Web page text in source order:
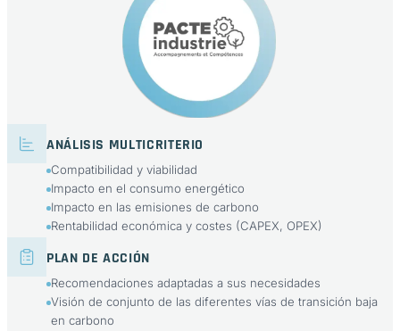
ANÁLISIS MULTICRITERIO
Compatibilidad y viabilidad
Impacto en el consumo energético
Impacto en las emisiones de carbono
Rentabilidad económica y costes (CAPEX, OPEX)
PLAN DE ACCIÓN
Recomendaciones adaptadas a sus necesidades
Visión de conjunto de las diferentes vías de transición baja
en carbono